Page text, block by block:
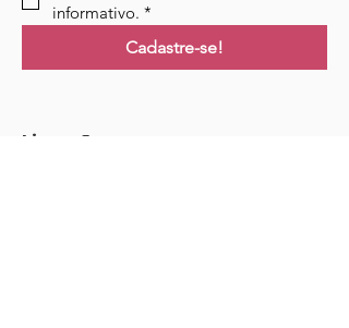
informativo. *
Cadastre-se!
Ligações